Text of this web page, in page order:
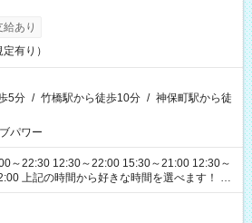
あり
有り）
5分 / 竹橋駅から徒歩10分 / 神保町駅から徒
パワー
～22:30 12:30～22:00 15:30～21:00 12:30～
べます！ ※
可能性があります